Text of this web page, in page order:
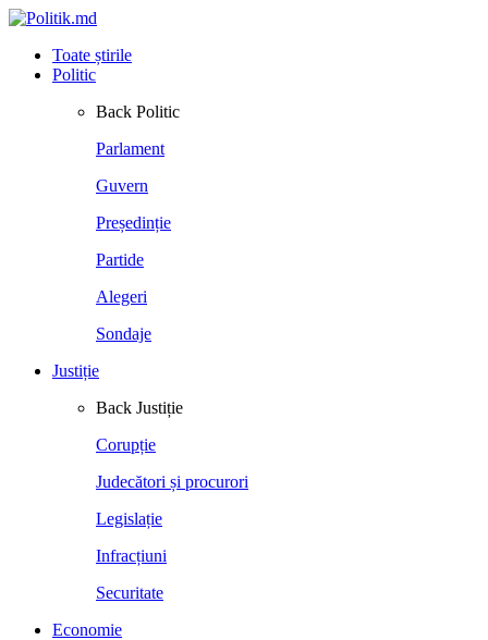
Toate știrile
Politic
Back Politic
Parlament
Guvern
Președinție
Partide
Alegeri
Sondaje
Justiție
Back Justiție
Corupție
Judecători și procurori
Legislație
Infracțiuni
Securitate
Economie